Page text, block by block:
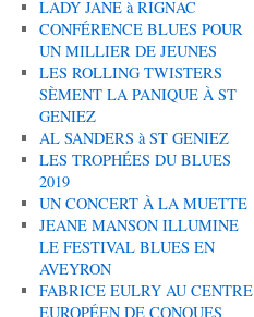
LADY JANE à RIGNAC
CONFÉRENCE BLUES POUR
UN MILLIER DE JEUNES
LES ROLLING TWISTERS
SÈMENT LA PANIQUE À ST
GENIEZ
AL SANDERS à ST GENIEZ
LES TROPHÉES DU BLUES
2019
UN CONCERT À LA MUETTE
JEANE MANSON ILLUMINE
LE FESTIVAL BLUES EN
AVEYRON
FABRICE EULRY AU CENTRE
EUROPÉEN DE CONQUES